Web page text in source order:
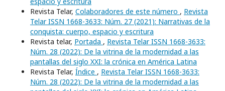
Revista Telar, Colaboradores de este número , Revista
Telar ISSN 1668-3633: Núm. 27 (2021): Narrativas de la
conquista: cuerpo, espacio y escritura
Revista telar, Portada , Revista Telar ISSN 1668-3633:
Núm. 28 (2022): De la vitrina de la modernidad a las
pantallas del siglo XXI: la crónica en América Latina
Revista Telar, Índice , Revista Telar ISSN 1668-3633:
Núm. 28 (2022): De la vitrina de la modernidad a las